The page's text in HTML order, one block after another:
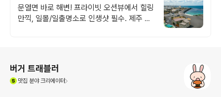
~10인 대가족/단체예약
문열면 바로 해변! 프라이빗 오션뷰에서 힐링
만끽, 일몰/일출명소로 인생샷 필수. 제주 감
버거 트래블러
맛집 분야 크리에이터